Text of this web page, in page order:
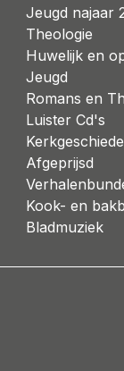
Jeugd najaar
Theologie
Huwelijk en
Jeugd
Romans en
Luister Cd's
Afgeprijsd
Kook- en
Bladmuziek